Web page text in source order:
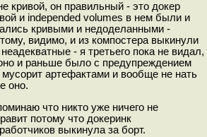
кривой, он правильный - это докер
и independed volumes в нем были и
кривыми и недоделанными -
видимо, и из компостера выкинули
неадекватные - я третьего пока не видал,
и раньше было с предупреждением
мусорит артефактами и вообще не нать
оно.
что никто уже ничего не
потому что докеринк
выкинула за борт.